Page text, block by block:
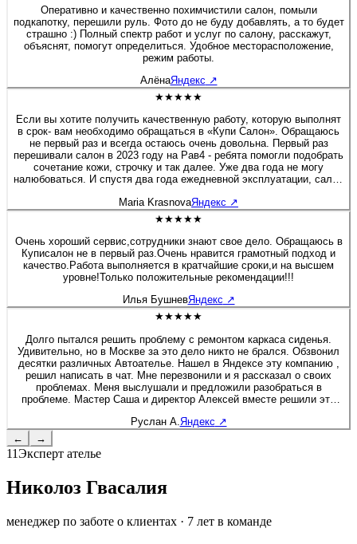
останавливаться на достигнутом, професстонального и
технологического роста! Молодцы! 👍
Оперативно и качественно похимчистили салон, помыли
подкапотку, перешили руль. Фото до не буду добавлять, а то будет
страшно :) Полный спектр работ и услуг по салону, расскажут,
объяснят, помогут определиться. Удобное месторасположение,
режим работы.
АлёнаЯндекс ↗
★★★★★
Если вы хотите получить качественную работу, которую выполнят
в срок- вам необходимо обращаться в «Купи Салон». Обращаюсь
не первый раз и всегда остаюсь очень довольна. Первый раз
перешивали салон в 2023 году на Рав4 - ребята помогли подобрать
сочетание кожи, строчку и так далее. Уже два года не могу
налюбоваться. И спустя два года ежедневной эксплуатации, салон
на Солярисе. Здесь работают профессионалы своего дела!
Maria KrasnovaЯндекс ↗
★★★★★
Очень хороший сервис,сотрудники знают свое дело. Обращаюсь в
Куписалон не в первый раз.Очень нравится грамотный подход и
качество.Работа выполняется в кратчайшие сроки,и на высшем
уровне!Только положительные рекомендации!!!
Илья БушневЯндекс ↗
★★★★★
Долго пытался решить проблему с ремонтом каркаса сиденья.
Удивительно, но в Москве за это дело никто не брался. Обзвонил
десятки различных Автоателье. Нашел в Яндексе эту компанию ,
решил написать в чат. Мне перезвонили и я рассказал о своих
проблемах. Меня выслушали и предложили разобраться в
проблеме. Мастер Саша и директор Алексей вместе решили это
вовлечен в работу, помогал своим сотрудникам и через 2 дня мне
позвонил, чтобы узнать результат. Купи салон - профессионалы! К
Руслан А. Яндекс ↗
←
→
11Эксперт ателье
Николоз Гвасалия
менеджер по заботе о клиентах · 7 лет в команде